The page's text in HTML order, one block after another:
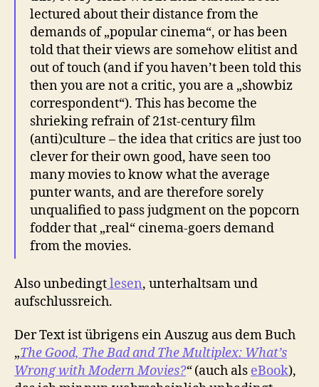
lectured about their distance from the
demands of „popular cinema“, or has been
told that their views are somehow elitist and
out of touch (and if you haven’t been told this
then you are not a critic, you are a „showbiz
correspondent“). This has become the
shrieking refrain of 21st-century film
(anti)culture – the idea that critics are just too
clever for their own good, have seen too
many movies to know what the average
punter wants, and are therefore sorely
unqualified to pass judgment on the popcorn
fodder that „real“ cinema-goers demand
from the movies.
Also unbedingtlesen, unterhaltsam und
aufschlussreich.
Der Text ist übrigens ein Auszug aus dem Buch
„The Good, The Bad and The Multiplex: What’s
Wrong with Modern Movies?“(auch als eBook),